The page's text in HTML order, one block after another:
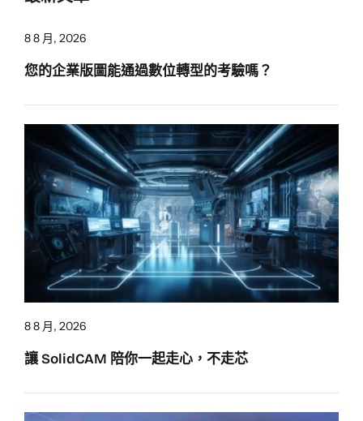
8 8 月, 2026
您的企業版圖能通過數位轉型的考驗嗎？
8 8 月, 2026
讓 SolidCAM 陪你一起走心，不走芯